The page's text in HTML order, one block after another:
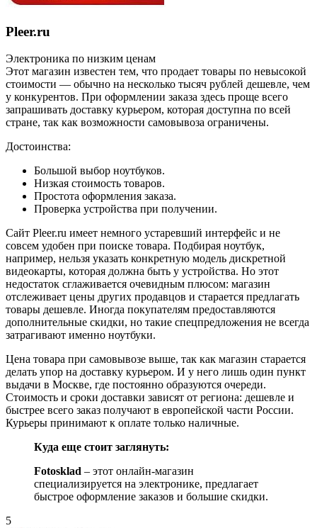
Pleer.ru
Электроника по низким ценам
Этот магазин известен тем, что продает товары по невысокой
стоимости — обычно на несколько тысяч рублей дешевле, чем
у конкурентов. При оформлении заказа здесь проще всего
запрашивать доставку курьером, которая доступна по всей
стране, так как возможности самовывоза ограничены.
Достоинства:
Большой выбор ноутбуков.
Низкая стоимость товаров.
Простота оформления заказа.
Проверка устройства при получении.
Сайт Pleer.ru имеет немного устаревший интерфейс и не
совсем удобен при поиске товара. Подбирая ноутбук,
например, нельзя указать конкретную модель дискретной
видеокарты, которая должна быть у устройства. Но этот
недостаток сглаживается очевидным плюсом: магазин
отслеживает цены других продавцов и старается предлагать
товары дешевле. Иногда покупателям предоставляются
дополнительные скидки, но такие спецпредложения не всегда
затрагивают именно ноутбуки.
Цена товара при самовывозе выше, так как магазин старается
делать упор на доставку курьером. И у него лишь один пункт
выдачи в Москве, где постоянно образуются очереди.
Стоимость и сроки доставки зависят от региона: дешевле и
быстрее всего заказ получают в европейской части России.
Курьеры принимают к оплате только наличные.
Куда еще стоит заглянуть:
Fotosklad – этот онлайн-магазин
специализируется на электронике, предлагает
быстрое оформление заказов и большие скидки.
5